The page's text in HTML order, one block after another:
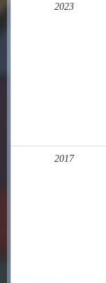
2023
2017